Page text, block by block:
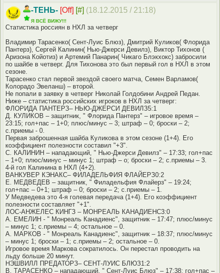
-ТЕНЬ- [Off] [#] (18.12.2015 / 21:18)
Я ВСЁ ВИЖУ!!!
Статистика россиян в НХЛ за четверг
Владимир Тарасенко( Сент-Луис Блюз), Дмитрий Куликов( Флорида
Пантерз), Сергей Калинин( Нью-Джерси Девилз), Виктор Тихонов (
Аризона Койотиз) и Артемий Панарин( Чикаго Блэкхокс) забросили
по шайбе в четверг. Для Тихонова это был первый гол в НХЛ в этом
сезоне.
Тарасенко стал первой звездой своего матча, Семен Варламов(
Колорадо Эвеланш) – второй.
Не попали в заявку в четверг Николай Голдобини Андрей Педан.
Ниже – статистика российских игроков в НХЛ за четверг:
ФЛОРИДА ПАНТЕРЗ– НЬЮ-ДЖЕРСИ ДЕВИЛЗ5:1
Д. КУЛИКОВ – защитник, " Флорида Пантерз" – игровое время –
23:15; гол+пас – 1+0; плюс/минус – 3; штраф – 0; броски – 2;
с.приемы - 0.
Первая заброшенная шайба Куликова в этом сезоне (1+4). Его
коэффициент полезности составил "+3".
С. КАЛИНИН – нападающий, " Нью-Джерси Девилз" – 17:33; гол+пас
– 1+0; плюс/минус – минус 1; штраф – о; броски – 2; с.приемы – 3.
4-й гол Калинина в НХЛ (4+2).
ВАНКУВЕР КЭНАКС– ФИЛАДЕЛЬФИЯ ФЛАЙЕРЗ0:2
Е. МЕДВЕДЕВ – защитник, " Филадельфия Флайерз" – 19:24;
гол+пас – 0+1; штраф – 0; броски – 2; с.приемы – 1.
У Медведева это 4-я голевая передача (1+4). Его коэффициент
полезности составляет "+1".
ЛОС-АНЖЕЛЕС КИНГЗ – МОНРЕАЛЬ КАНАДИЕНС3:0
А. ЕМЕЛИН - " Монреаль Канадиенс", защитник – 17:47; плюс/минус
– минус 1; с.приемы – 4; остальное – 0.
А. МАРКОВ - " Монреаль Канадиенс", защитник – 18:37; плюс/минус
– минус 1; броски – 1; с.приемы – 2; остальное – 0.
Игровое время Маркова сократилось. Он перестал проводить на
льду больше 20 минут.
НЭШВИЛЛ ПРЕДАТОРЗ– СЕНТ-ЛУИС БЛЮЗ1:2
В. ТАРАСЕНКО – нападающий, " Сент-Луис Блюз" – 17:38; гол+пас –